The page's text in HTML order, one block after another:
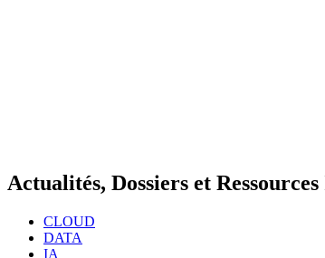
Actualités, Dossiers et
CLOUD
DATA
IA